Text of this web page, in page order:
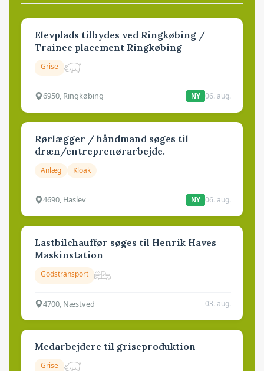
Elevplads tilbydes ved Ringkøbing /
Trainee placement Ringkøbing
Grise
6950, Ringkøbing NY 06. aug.
Rørlægger / håndmand søges til
dræn/entreprenørarbejde.
Anlæg Kloak
4690, Haslev NY 06. aug.
Lastbilchauffør søges til Henrik Haves
Maskinstation
Godstransport
4700, Næstved 03. aug.
Medarbejdere til griseproduktion
Grise